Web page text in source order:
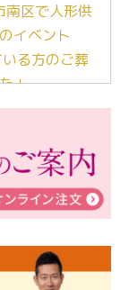
区で人形供
イベント
る方のご葬
！
ンガで学
ウス®町田成
の寄付のご報
家族葬ハウ